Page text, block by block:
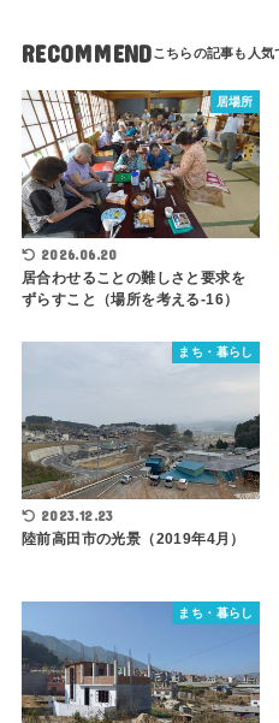
RECOMMEND
居場所
2026.06.20
居合わせることの難しさと要求を
ずらすこと（場所を考える-16）
まち・暮らし
2023.12.23
陸前高田市の光景（2019年4月）
まち・暮らし